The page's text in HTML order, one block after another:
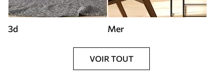
3d Mer
VOIR TOUT